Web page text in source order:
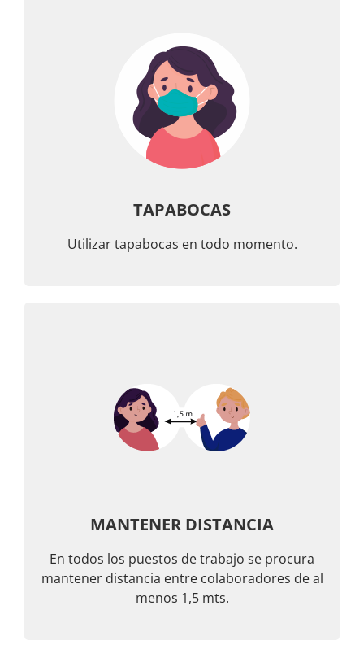
TAPABOCAS
Utilizar tapabocas en todo momento.
MANTENER DISTANCIA
En todos los puestos de trabajo se procura
mantener distancia entre colaboradores de al
menos 1,5 mts.